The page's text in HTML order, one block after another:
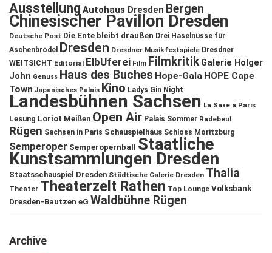
Ausstellung Autohaus Dresden Bergen
Chinesischer Pavillon Dresden
Deutsche Post Die Ente bleibt draußen Drei Haselnüsse für
Aschenbrödel
Dresden Dresdner Musikfestspiele Dresdner
WEITSICHT Editorial ElbUferei Film Filmkritik Galerie Holger
John Genuss Haus des Buches Hope-Gala HOPE Cape
Town Japanisches Palais Kino Ladys Gin Night
Landesbühnen Sachsen La Saxe à Paris
Lesung Loriot Meißen Open Air Palais Sommer Radebeul
Rügen Sachsen in Paris Schauspielhaus Schloss Moritzburg
Semperoper Semperopernball Staatliche
Kunstsammlungen Dresden
Staatsschauspiel Dresden Städtische Galerie Dresden Thalia
Theater Theaterzelt Rathen Top Lounge Volksbank
Dresden-Bautzen eG Waldbühne Rügen
Archive